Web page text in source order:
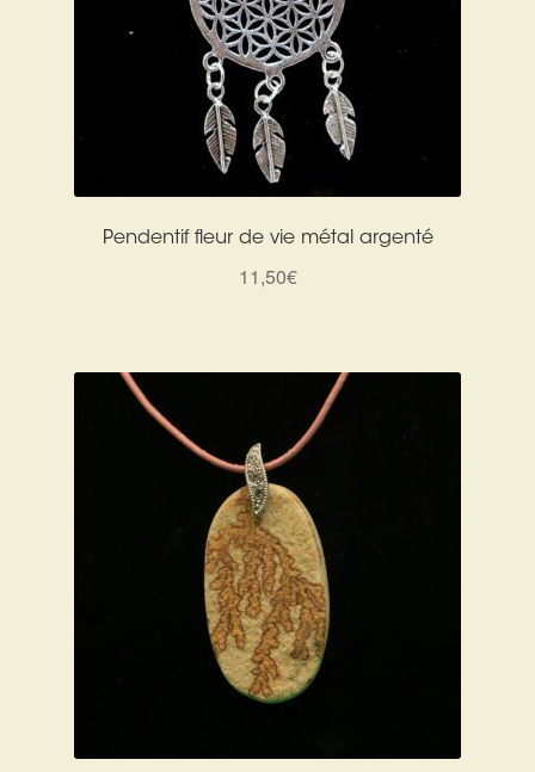
Pendentif fleur de vie métal argenté
11,50€